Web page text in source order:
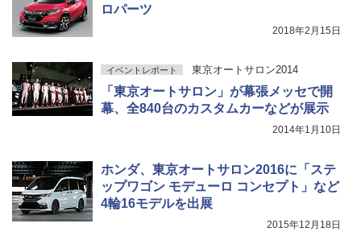
ロパーツ
2018年2月15日
イベントレポート 東京オートサロン2014
「東京オートサロン」が幕張メッセで開
幕、全840台のカスタムカーなどが展示
2014年1月10日
ホンダ、東京オートサロン2016に「ステ
ップワゴン モデューロ コンセプト」など
4輪16モデルを出展
2015年12月18日